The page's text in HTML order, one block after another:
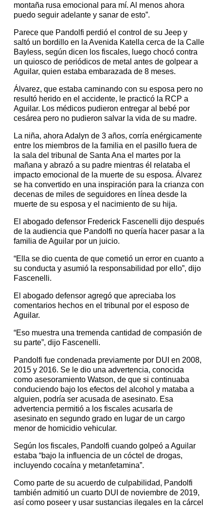
montaña rusa emocional para mí. Al menos ahora
puedo seguir adelante y sanar de esto”.
Parece que Pandolfi perdió el control de su Jeep y
saltó un bordillo en la Avenida Katella cerca de la Calle
Bayless, según dicen los fiscales, luego chocó contra
un quiosco de periódicos de metal antes de golpear a
Aguilar, quien estaba embarazada de 8 meses.
Álvarez, que estaba caminando con su esposa pero no
resultó herido en el accidente, le practicó la RCP a
Aguilar. Los médicos pudieron entregar al bebé por
cesárea pero no pudieron salvar la vida de su madre.
La niña, ahora Adalyn de 3 años, corría enérgicamente
entre los miembros de la familia en el pasillo fuera de
la sala del tribunal de Santa Ana el martes por la
mañana y abrazó a su padre mientras él relataba el
impacto emocional de la muerte de su esposa. Álvarez
se ha convertido en una inspiración para la crianza con
decenas de miles de seguidores en línea desde la
muerte de su esposa y el nacimiento de su hija.
El abogado defensor Frederick Fascenelli dijo después
de la audiencia que Pandolfi no quería hacer pasar a la
familia de Aguilar por un juicio.
“Ella se dio cuenta de que cometió un error en cuanto a
su conducta y asumió la responsabilidad por ello”, dijo
Fascenelli.
El abogado defensor agregó que apreciaba los
comentarios hechos en el tribunal por el esposo de
Aguilar.
“Eso muestra una tremenda cantidad de compasión de
su parte”, dijo Fascenelli.
Pandolfi fue condenada previamente por DUI en 2008,
2015 y 2016. Se le dio una advertencia, conocida
como asesoramiento Watson, de que si continuaba
conduciendo bajo los efectos del alcohol y mataba a
alguien, podría ser acusada de asesinato. Esa
advertencia permitió a los fiscales acusarla de
asesinato en segundo grado en lugar de un cargo
menor de homicidio vehicular.
Según los fiscales, Pandolfi cuando golpeó a Aguilar
estaba “bajo la influencia de un cóctel de drogas,
incluyendo cocaína y metanfetamina”.
Como parte de su acuerdo de culpabilidad, Pandolfi
también admitió un cuarto DUI de noviembre de 2019,
así como poseer y usar sustancias ilegales en la cárcel